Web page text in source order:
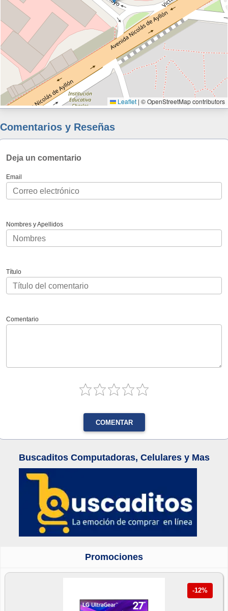
Leaflet | © OpenStreetMap contributors
Comentarios y Reseñas
Deja un comentario
Email
Nombres y Apellidos
Título
Comentario
COMENTAR
Buscaditos Computadoras, Celulares y Mas
Promociones
-12%